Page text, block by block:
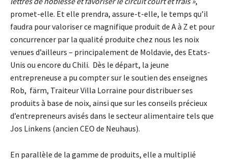
promet-elle. Et elle prendra, assure-t-elle, le temps qu’il
faudra pour valoriser ce magnifique produit de A à Z et pour
concurrencer par la qualité produite chez nous les noix
venues d’ailleurs – principalement de Moldavie, des Etats-
Unis ou encore du Chili. Dès le départ, la jeune
entrepreneuse a pu compter sur le soutien des enseignes
Rob, färm, Traiteur Villa Lorraine pour distribuer ses
produits à base de noix, ainsi que sur les conseils précieux
d’entrepreneurs avisés dans le secteur alimentaire tels que
Jos Linkens (ancien CEO de Neuhaus).
En parallèle de la gamme de produits, elle a multiplié